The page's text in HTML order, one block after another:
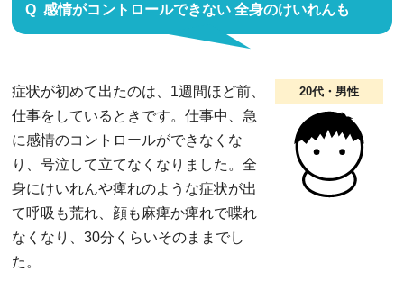
感情がコントロールできない 全身のけいれんも
20代・男性
症状が初めて出たのは、1週間ほど前、
仕事をしているときです。仕事中、急
に感情のコントロールができなくな
り、号泣して立てなくなりました。全
身にけいれんや痺れのような症状が出
て呼吸も荒れ、顔も麻痺か痺れで喋れ
なくなり、30分くらいそのままでし
た。